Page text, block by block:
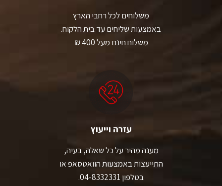
משלוחים לכל רחבי הארץ
באמצעות שליחים עד בית הלקוח.
משלוח חינם מעל 400 ₪
עזרה וייעוץ
מענה מהיר על כל שאלה, בעיה,
התייעצות באמצעות הוואטסאפ או
בטלפון 04-8332331.